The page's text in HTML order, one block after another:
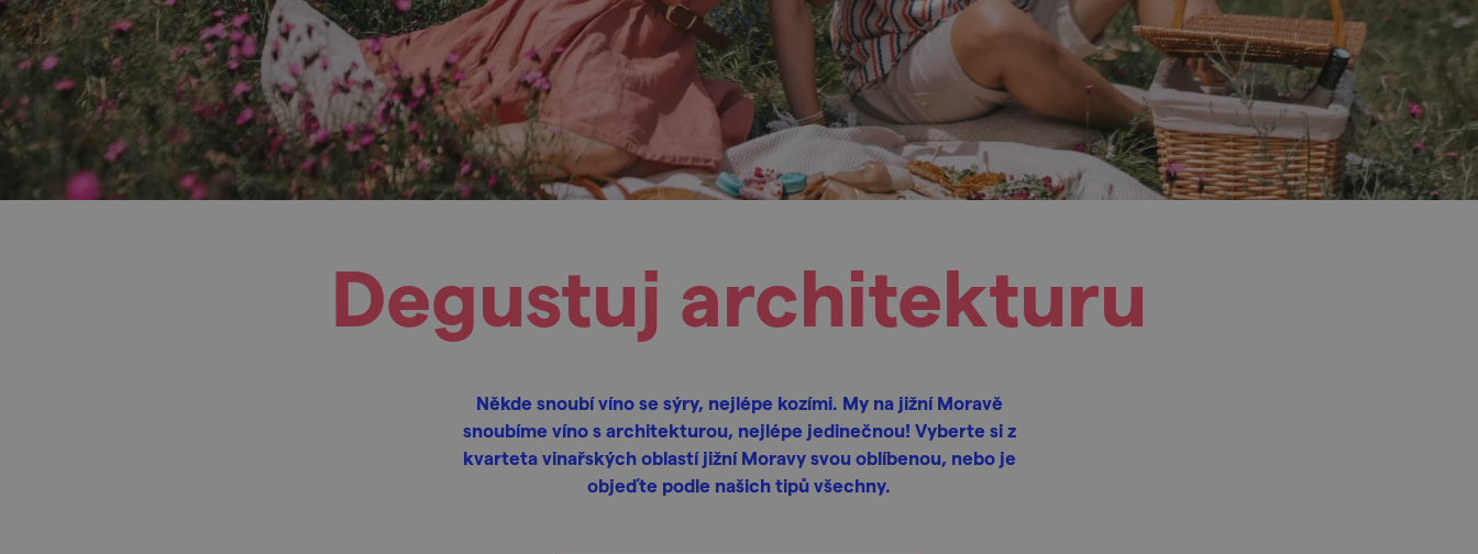
Degustuj architekturu
Někde snoubí víno se sýry, nejlépe kozími. My na jižní Moravě
snoubíme víno s architekturou, nejlépe jedinečnou! Vyberte si z
kvarteta vinařských oblastí jižní Moravy svou oblíbenou, nebo je
objeďte podle našich tipů všechny.